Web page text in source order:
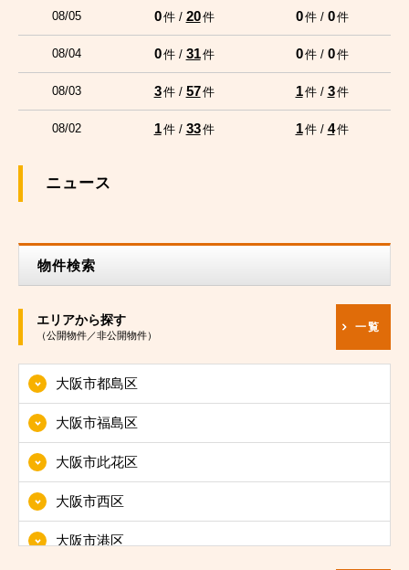
08/05 0件 / 20件 0件 / 0件
08/04 0件 / 31件 0件 / 0件
08/03 3件 / 57件 1件 / 3件
08/02 1件 / 33件 1件 / 4件
ニュース
物件検索
エリアから探す
（公開物件／非公開物件）
一覧
大阪市都島区
大阪市福島区
大阪市此花区
大阪市西区
大阪市港区